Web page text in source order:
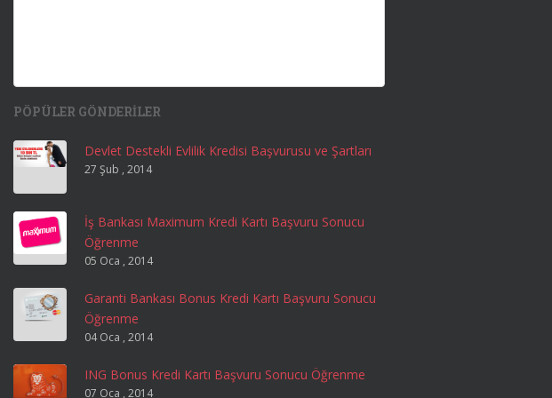
PÖPÜLER GÖNDERILER
Devlet Destekli Evlilik Kredisi Başvurusu ve Şartları
27 Şub , 2014
İş Bankası Maximum Kredi Kartı Başvuru Sonucu
Öğrenme
05 Oca , 2014
Garanti Bankası Bonus Kredi Kartı Başvuru Sonucu
Öğrenme
04 Oca , 2014
ING Bonus Kredi Kartı Başvuru Sonucu Öğrenme
07 Oca , 2014